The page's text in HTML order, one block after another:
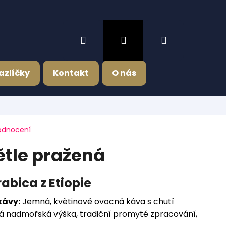
Kontakt O nás
Přihlášení
pražená
z Etiopie
Jemná, květinově ovocná káva s chutí
nadmořská výška, tradiční promyté zpracování,